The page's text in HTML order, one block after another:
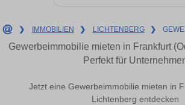
❯ IMMOBILIEN ❯ LICHTENBERG ❯
Gewerbeimmobilie mieten in Frankfurt
Perfekt für
Jetzt eine Gewerbeimmobilie mieten in
Lichtenberg entdecken